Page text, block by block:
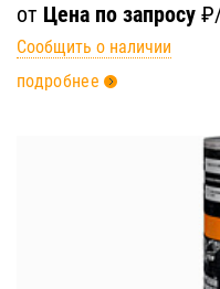
от Цена по запросу
Сообщить о наличии
подробнее